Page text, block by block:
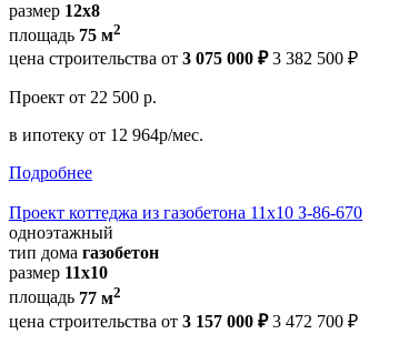
размер 12x8
площадь 75 м2
цена строительства от 3 075 000 ₽ 3 382 500 ₽
Проект от 22 500 р.
в ипотеку от 12 964р/мес.
Подробнее
Проект коттеджа из газобетона 11х10 З-86-670
одноэтажный
тип дома газобетон
размер 11x10
площадь 77 м2
цена строительства от 3 157 000 ₽ 3 472 700 ₽